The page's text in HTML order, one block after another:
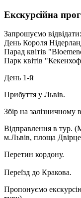
Екскурсійна
Запрошуємо відвідати:
День Короля
Парад квітів
Парк квітів
День 1-й
Прибуття у Львів.
Збір на залізничному
Відправлення в тур.
м.Львів, площа
Перетин кордону.
Переїзд до Кракова.
Пропонуємо